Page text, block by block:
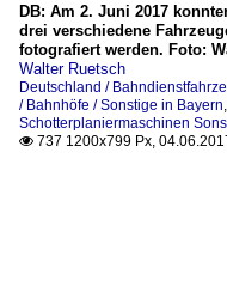
DB: Am 2. Juni 2017
drei verschiedene
fotografiert werden. Foto:
Walter Ruetsch
Deutschland /
/ Bahnhöfe / Sonstige in Bayern
Schotterplaniermaschinen
 737 1200x799 Px,